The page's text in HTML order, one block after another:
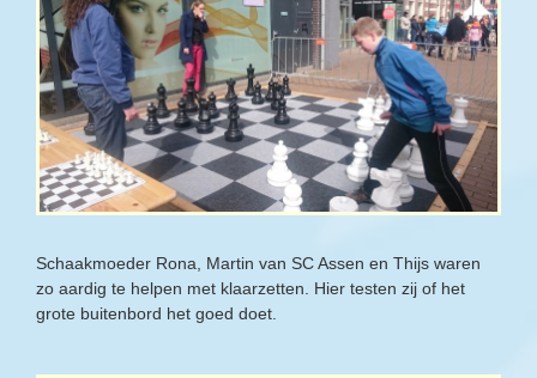
Schaakmoeder Rona, Martin van SC Assen en Thijs waren
zo aardig te helpen met klaarzetten. Hier testen zij of het
grote buitenbord het goed doet.